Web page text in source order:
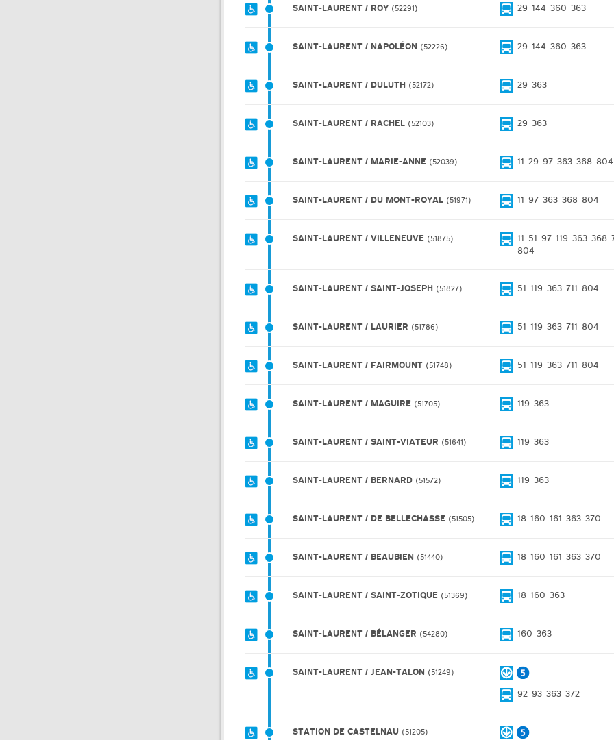
SAINT-LAURENT / ROY 52291 29 144 360 363
SAINT-LAURENT / NAPOLÉON 52226 29 144 360 363
SAINT-LAURENT / DULUTH 52172 29 363
SAINT-LAURENT / RACHEL 52103 29 363
SAINT-LAURENT / MARIE-ANNE 52039 11 29 97 363 368 804
SAINT-LAURENT / DU MONT-ROYAL 51971 11 97 363 368 804
SAINT-LAURENT / VILLENEUVE 51875 11 51 97 119 363 368
804
SAINT-LAURENT / SAINT-JOSEPH 51827 51 119 363 711 804
SAINT-LAURENT / LAURIER 51786 51 119 363 711 804
SAINT-LAURENT / FAIRMOUNT 51748 51 119 363 711 804
SAINT-LAURENT / MAGUIRE 51705 119 363
SAINT-LAURENT / SAINT-VIATEUR 51641 119 363
SAINT-LAURENT / BERNARD 51572 119 363
SAINT-LAURENT / DE BELLECHASSE 51505 18 160 161 363 370
SAINT-LAURENT / BEAUBIEN 51440 18 160 161 363 370
SAINT-LAURENT / SAINT-ZOTIQUE 51369 18 160 363
SAINT-LAURENT / BÉLANGER 54280 160 363
SAINT-LAURENT / JEAN-TALON 51249
92 93 363 372
STATION DE CASTELNAU 51205